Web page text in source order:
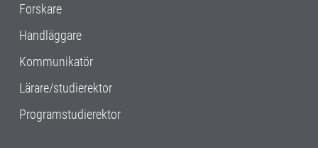
Forskare
Handläggare
Kommunikatör
Lärare/studierektor
Programstudierektor